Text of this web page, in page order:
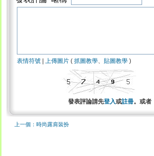
表情符號 上傳圖片 ( 抓圖教學、 貼圖教學 )
發表評論請先登入或註冊。或者
上一個：時尚露肩裝扮